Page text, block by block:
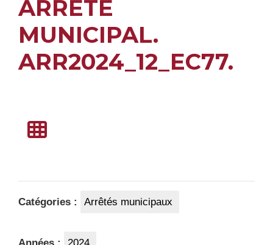
ARRÊTÉ
MUNICIPAL.
ARR2024_12_EC77.
Catégories : Arrêtés municipaux
Années : 2024